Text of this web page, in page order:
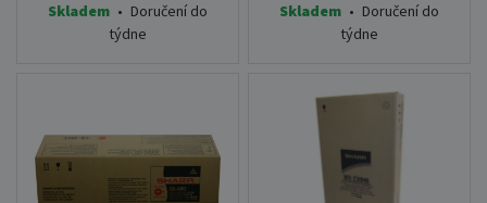
Skladem • Doručení do
týdne
Skladem • Doručení do
týdne